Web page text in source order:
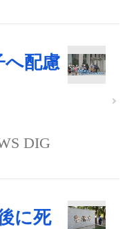
へ配慮
DIG
に死